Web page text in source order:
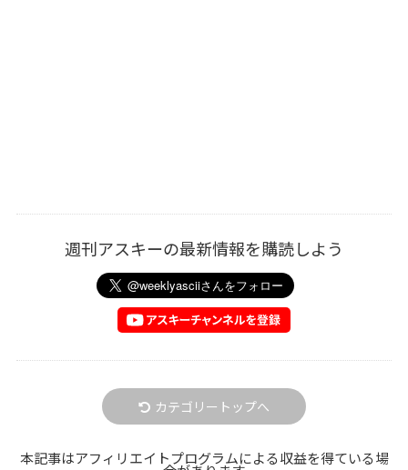
週刊アスキーの最新情報を購読しよう
カテゴリートップへ
本記事はアフィリエイトプログラムによる収益を得ている場